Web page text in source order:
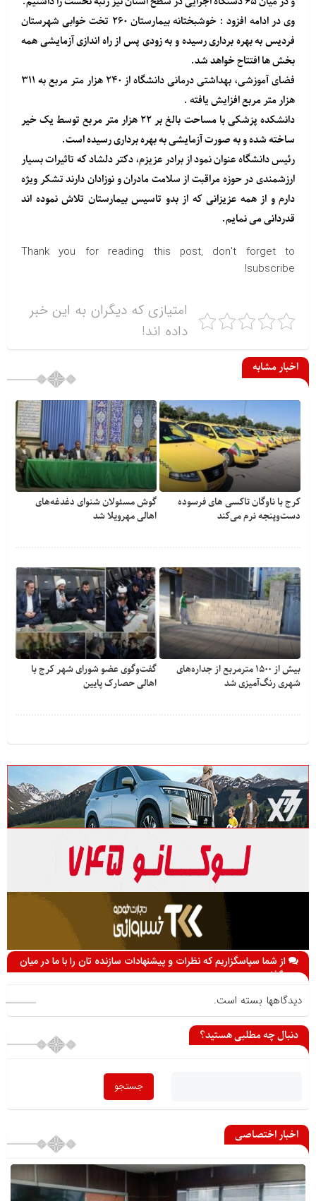
وی در ادامه افزود : خوشبختانه بیمارستان ۲۶۰ تخت خوابی شهرستان
فردیس به بهره برداری رسیده و به زودی پس از راه اندازی آزمایشی همه
بخش ها افتتاح خواهد شد.
فضای آموزشی، بهداشتی درمانی دانشگاه از ۲۴۰ هزار متر مربع به ۳۱۱
هزار متر مربع افزایش یافته .
دانشکده پزشکی با مساحت بالغ بر ۲۲ هزار متر مربع توسط یک خیر
ساخته شده و به صورت آزمایشی به بهره برداری رسیده است.
رئیس دانشگاه عنوان نمود از برادر عزیزم، دکتر دلشاد که تاثیرات بسیار
ارزشمندی در حوزه مراقبت از سلامت مادران و نوزادان دارند تشکر ویژه
دارم و از همه عزیزانی که از بدو تاسیس بیمارستان تلاش نموده اند
قدردانی می نمایم.
Thank you for reading this post, don't forget to
subscribe!
امتیازی که دیگران به این خبر
داده اند!
اخبار مشابه
کرج با ناوگان تاکسی های فرسوده
دست‌وپنجه نرم می‌کند
گوش مسئولان شنوای دغدغه‎‌های
اهالی مهرویلا شد
بیش از ۱۵۰۰ مترمربع از جداره‌های
شهری رنگ‌آمیزی شد
گفت‌وگوی عضو شورای شهر کرج با
اهالی حصارک پایین
از شما سپاسگزاریم که نظرات و پیشنهادات سازنده تان را با ما در میان
می گذارید
دیدگاهها بسته است.
دنبال چه مطلبی هستید؟
اخبار اختصاصی